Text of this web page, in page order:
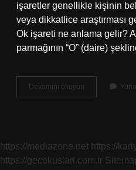
işaretler genellikle kişinin
veya dikkatlice araştırması
Ok işareti ne anlama gelir?
parmağının “O” (daire)
Devamını okuyun
Ve
Gelir
https://mediazone.net https://
https://gecekuslari.com.tr